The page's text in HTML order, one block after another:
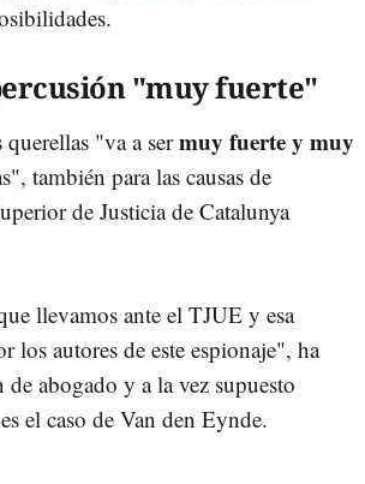
"muy fuerte"
querellas "va a sermuy fuerte y muy
también para las causas de
de Justicia de Catalunya
llevamos ante el TJUE y esa
los autores de este espionaje", ha
abogado y a la vez supuesto
el caso de Van den Eynde.